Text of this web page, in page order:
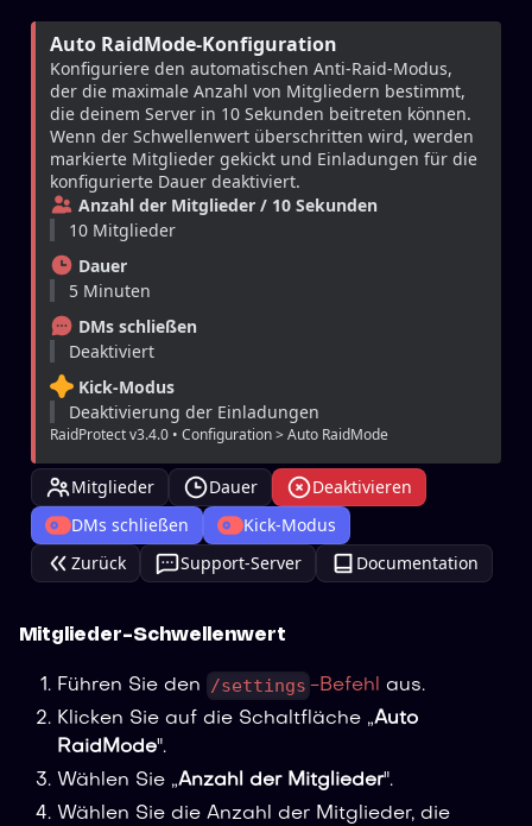
Auto RaidMode-Konfiguration
Konfiguriere den automatischen Anti-Raid-Modus,
der die maximale Anzahl von Mitgliedern bestimmt,
die deinem Server in 10 Sekunden beitreten können.
Wenn der Schwellenwert überschritten wird, werden
markierte Mitglieder gekickt und Einladungen für die
konfigurierte Dauer deaktiviert.
Anzahl der Mitglieder / 10 Sekunden
10 Mitglieder
Dauer
5 Minuten
DMs schließen
Deaktiviert
Kick-Modus
Deaktivierung der Einladungen
RaidProtect v3.4.0 • Configuration > Auto RaidMode
Mitglieder Dauer
Deaktivieren
DMs schließen
Kick-Modus
Zurück
Support-Server Documentation
Mitglieder-Schwellenwert
Führen Sie den /settings -Befehl aus.
Klicken Sie auf die Schaltfläche „Auto
RaidMode".
Wählen Sie „Anzahl der Mitglieder".
Wählen Sie die Anzahl der Mitglieder, die